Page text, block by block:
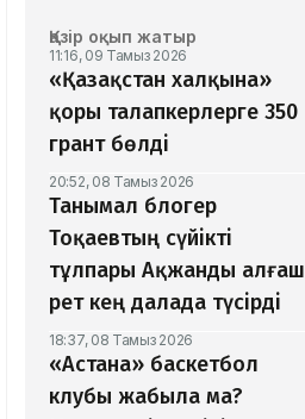
Қазір оқып жатыр
11:16, 09 Тамыз 2026
«Қазақстан халқына»
қоры талапкерлерге 350
грант бөлді
20:52, 08 Тамыз 2026
Танымал блогер
Тоқаевтың сүйікті
тұлпары Ақжанды алғаш
рет кең далада түсірді
18:37, 08 Тамыз 2026
«Астана» баскетбол
клубы жабыла ма?